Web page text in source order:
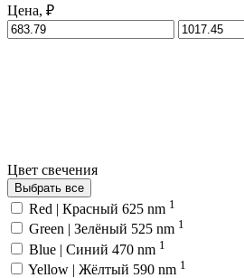
Цена, ₽
Цвет свечения
Выбрать все
Red | Красный 625 nm 1
Green | Зелёный 525 nm 1
Blue | Синий 470 nm 1
Yellow | Жёлтый 590 nm 1